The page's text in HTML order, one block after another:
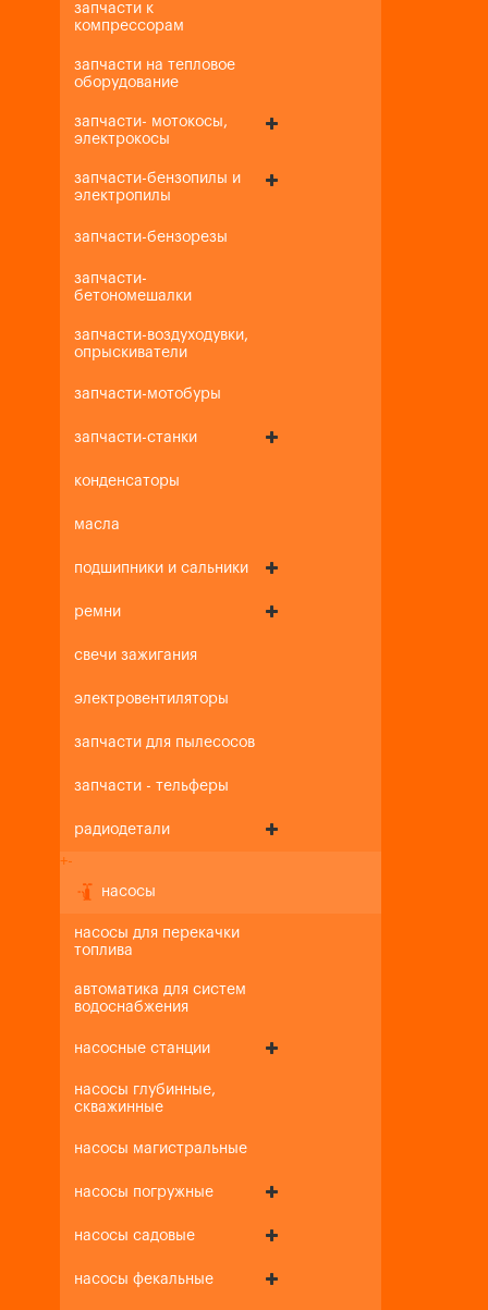
запчасти к
компрессорам
запчасти на тепловое
оборудование
запчасти- мотокосы,
электрокосы
запчасти-бензопилы и
электропилы
запчасти-бензорезы
запчасти-
бетономешалки
запчасти-воздуходувки,
опрыскиватели
запчасти-мотобуры
запчасти-станки
конденсаторы
масла
подшипники и сальники
ремни
свечи зажигания
электровентиляторы
запчасти для пылесосов
запчасти - тельферы
радиодетали
+-
насосы
насосы для перекачки
топлива
автоматика для систем
водоснабжения
насосные станции
насосы глубинные,
скважинные
насосы магистральные
насосы погружные
насосы садовые
насосы фекальные